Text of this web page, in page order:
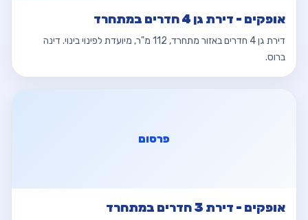
אופקים - דירת גן 4 חדרים במתחרד
דירת גן 4 חדרים באזור מתחרד, 112 מ"ר, מיועדת לפינוי בינוי. דינה
ברוס.
פרסום
אופקים - דירת 3 חדרים במתחרד